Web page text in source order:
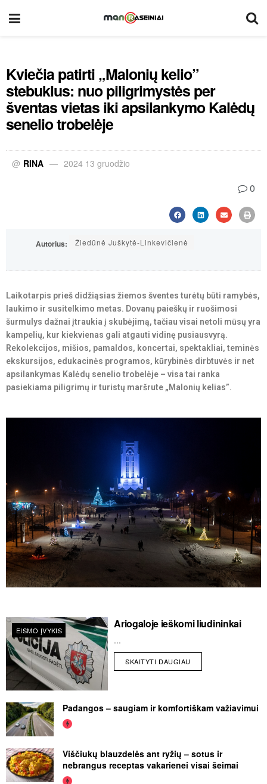
Kviečia patirti „Malonių kelio”
stebuklus: nuo piligrimystės per
šventas vietas iki apsilankymo Kalėdų
senelio trobelėje
@ RINA 2024 13 gruodžio
0
Autorius: Žiedūnė Juškytė-Linkevičienė
Laikotarpis prieš didžiąsias žiemos šventes turėtų būti ramybės,
laukimo ir susitelkimo metas. Dovanų paieškų ir ruošimosi
šurmulys dažnai įtraukia į skubėjimą, tačiau visai netoli mūsų yra
kampelių, kur kiekvienas gali atgauti vidinę pusiausvyrą.
Rekolekcijos, mišios, pamaldos, koncertai, spektakliai, teminės
ekskursijos, edukacinės programos, kūrybinės dirbtuvės ir net
apsilankymas Kalėdų senelio trobelėje – visa tai ranka
pasiekiama piligrimų ir turistų maršrute „Malonių kelias”.
EISMO ĮVYKIS Ariogaloje ieškomi liudininkai
...
SKAITYTI DAUGIAU
Padangos – saugiam ir komfortiškam važiavimui
Viščiukų blauzdelės ant ryžių – sotus ir
nebrangus receptas vakarienei visai šeimai